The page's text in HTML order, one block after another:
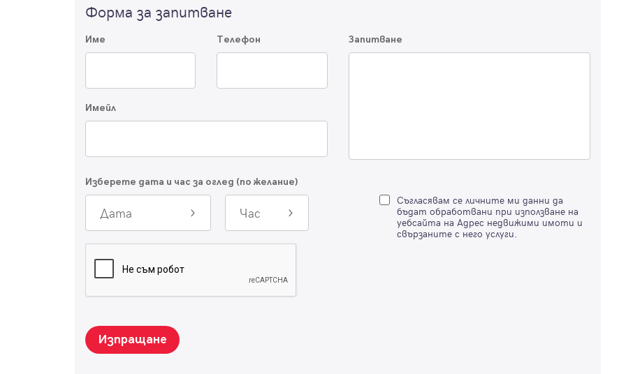
Форма за запитване
Име Телефон
Имейл
Запитване
Изберете дата и час за оглед (по желание)
Дата Час
Съгласявам се личните ми данни да
бъдат обработвани при използване на
уебсайта на Адрес недвижими имоти и
свързаните с него услуги.
Изпращане
Продължи с Google